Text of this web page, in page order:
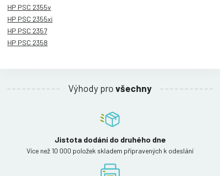
HP PSC 2355v
HP PSC 2355xi
HP PSC 2357
HP PSC 2358
Výhody pro všechny
Jistota dodání do druhého dne
Více než 10 000 položek skladem připravených k odeslání